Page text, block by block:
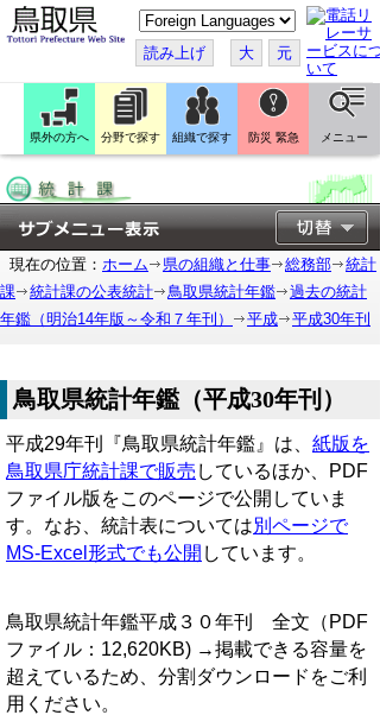
こ
の
ペ
ー
ジ
翻
訳
す
読み上げ 大 元
県外の方へ 分野で探す 組織で探す 防災 緊急 メニュー
現在の位置： ホーム 県の組織と仕事 総務部
統計
課
統計課の公表統計 鳥取県統計年鑑
過去の統計
年鑑（明治14年版～令和７年刊）
平成 平成30年刊
鳥取県統計年鑑（平成30年刊）
平成29年刊『鳥取県統計年鑑』は、 紙版を
鳥取県庁統計課で販売 しているほか、PDF
ファイル版をこのページで公開していま
す。なお、統計表については別ページで
MS-Excel形式でも公開 しています。
鳥取県統計年鑑平成３０年刊 全文（PDF
ファイル：12,620KB) →掲載できる容量を
超えているため、分割ダウンロードをご利
用ください。